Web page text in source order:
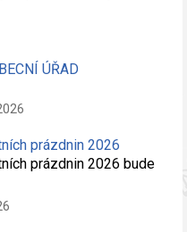
ÚŘAD
prázdnin 2026
prázdnin 2026 bude